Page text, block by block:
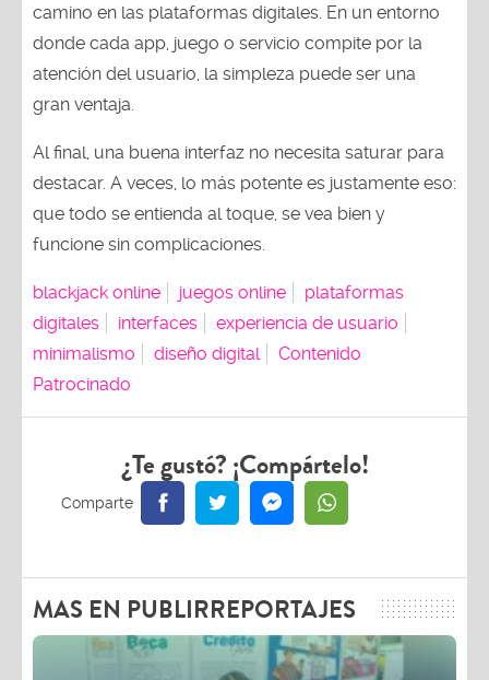
camino en las plataformas digitales. En un entorno
donde cada app, juego o servicio compite por la
atención del usuario, la simpleza puede ser una
gran ventaja.
Al final, una buena interfaz no necesita saturar para
destacar. A veces, lo más potente es justamente eso:
que todo se entienda al toque, se vea bien y
funcione sin complicaciones.
blackjack online juegos online
plataformas
digitales
interfaces
experiencia de usuario
minimalismo
diseño digital
Contenido
Patrocinado
¿Te gustó? ¡Compártelo!
MAS EN PUBLIRREPORTAJES